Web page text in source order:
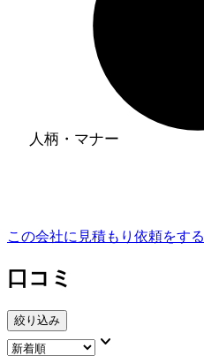
人柄・マナー
この会社に見積もり依頼をする
口コミ
絞り込み
keyboard_arrow_down